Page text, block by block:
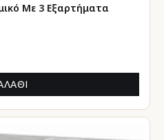
Με 3 Εξαρτήματα